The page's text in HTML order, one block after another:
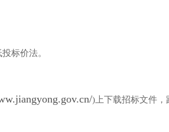
标价法。
)上下载招标文件